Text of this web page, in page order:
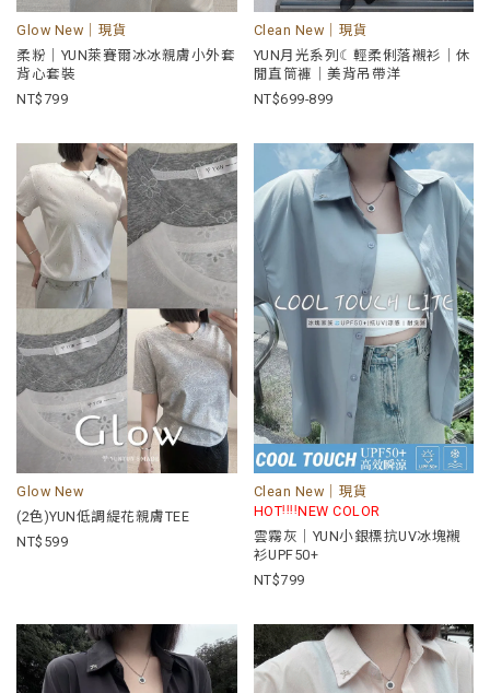
Glow New｜現貨
柔粉｜YUN萊賽爾冰冰親膚小外套
背心套裝
799
Clean New｜現貨
YUN月光系列☾輕柔俐落襯衫｜休
閒直筒褲｜美背吊帶洋
699-899
Glow New
(2色)YUN低調緹花親膚TEE
599
Clean New｜現貨
HOTᵎᵎᵎᵎNEW COLOR
雲霧灰｜YUN小銀標抗UV冰塊襯
衫UPF50+
799